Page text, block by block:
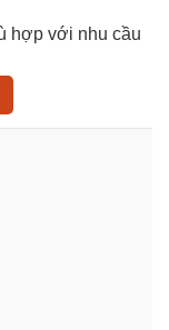
hợp với nhu cầu